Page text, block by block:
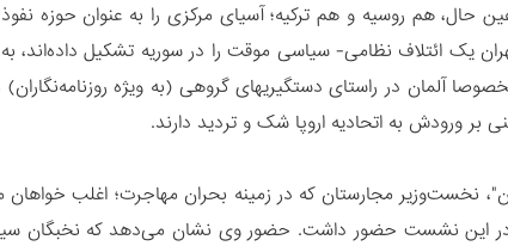
حال، هم روسیه و هم ترکیه؛ آسیای مرکزی را به عنوان حوزه نفوذ
یک ائتلاف نظامی- سیاسی موقت را در سوریه تشکیل
آلمان در راستای دستگیریهای گروهی (به ویژه
بر ورودش به اتحادیه اروپا شک و تردید دارند.
نخست‌وزیر مجارستان که در زمینه بحران مهاجرت؛ اغلب
در این نشست حضور داشت. حضور وی نشان می‌دهد که نخبگان